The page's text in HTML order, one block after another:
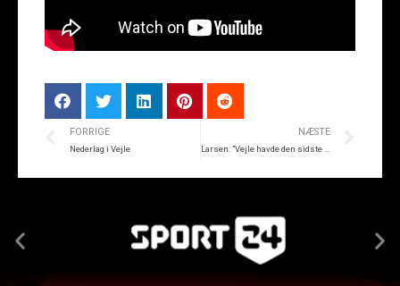
FORRIGE
Nederlag i Vejle
NÆSTE